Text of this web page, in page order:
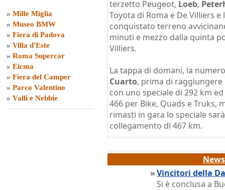
» Mille Miglia
» Museo BMW
» Fiera di Padova
» Villa d'Este
» Roma Supercar
» Eicma
» Fiera del Camper
» Parco Valentino
» Valli e Nebbie
terzetto Peugeot, Loeb,
Toyota di Roma e De Villiers
conquistato terreno
minuti e mezzo dalla quinta
Villiers.
La tappa di domani, la
Cuarto, prima di raggiungere
con uno speciale di 292 km
466 per Bike, Quads e Truks,
rimasti in gara lo speciale
collegamento di 467 km.
»Vincitori della
Si è conclusa a